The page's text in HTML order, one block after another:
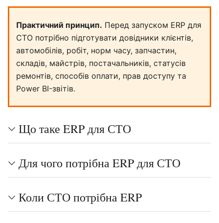
Практичний принцип. Перед запуском ERP для
СТО потрібно підготувати довідники клієнтів,
автомобілів, робіт, норм часу, запчастин,
складів, майстрів, постачальників, статусів
ремонтів, способів оплати, прав доступу та
Power BI-звітів.
Що таке ERP для СТО
Для чого потрібна ERP для СТО
Коли СТО потрібна ERP